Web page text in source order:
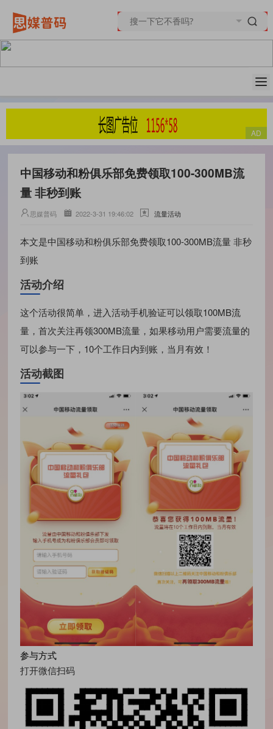
中国移动和粉俱乐部免费领取100-300MB流
量 非秒到账
思媒普码 2022-3-31 19:46:02 流量活动
本文是中国移动和粉俱乐部免费领取100-300MB流量 非秒
到账
活动介绍
这个活动很简单，进入活动手机验证可以领取100MB流
量，首次关注再领300MB流量，如果移动用户需要流量的
可以参与一下，10个工作日内到账，当月有效！
活动截图
参与方式
打开微信扫码